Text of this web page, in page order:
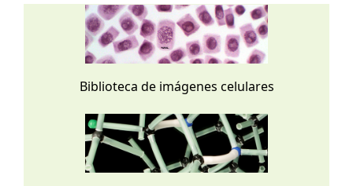
Biblioteca de imágenes celulares